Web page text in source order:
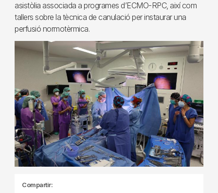
asistòlia associada a programes d’ECMO-RPC, així com
tallers sobre la tècnica de canulació per instaurar una
perfusió normotèrmica.
Compartir: